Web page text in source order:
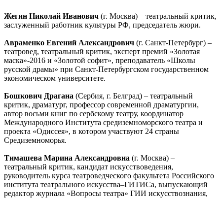
Жегин Николай Иванович (г. Москва) – театральный критик,
заслуженный работник культуры РФ, председатель жюри.
Авраменко Евгений Александрович (г. Санкт-Петербург) –
театровед, театральный критик, эксперт премий «Золотая
маска»-2016 и «Золотой софит», преподаватель «Школы
русской драмы» при Санкт-Петербургском государственном
экономическом университете.
Бошкович Драгана (Сербия, г. Белград) – театральный
критик, драматург, профессор современной драматургии,
автор восьми книг по сербскому театру, координатор
Международного Института средиземноморского театра и
проекта «Одиссея», в котором участвуют 24 страны
Средиземноморья.
Тимашева Марина Александровна (г. Москва) –
театральный критик, кандидат искусствоведения,
руководитель курса театроведческого факультета Российского
института театрального искусства–ГИТИСа, выпускающий
редактор журнала «Вопросы театра» ГИИ искусствознания,